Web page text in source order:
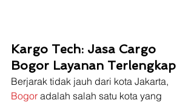
Kargo Tech: Jasa Cargo
Bogor Layanan Terlengkap
Berjarak tidak jauh dari kota Jakarta,
Bogor adalah salah satu kota yang